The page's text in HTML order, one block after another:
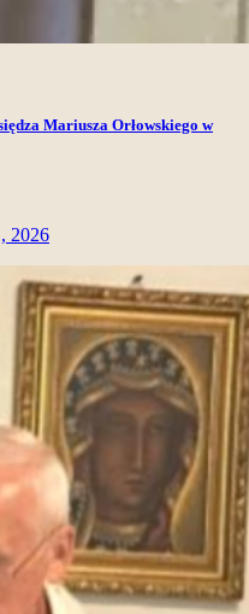
Mariusza Orłowskiego w
2026